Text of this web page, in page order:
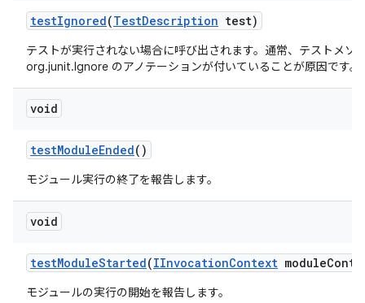
testIgnored(TestDescription test)
テストが実行されない場合に呼び出されます。通常、テストメソ
org.junit.Ignore のアノテーションが付いていることが原因です。
void
testModuleEnded()
モジュール実行の終了を報告します。
void
testModuleStarted(IInvocationContext module
モジュールの実行の開始を報告します。